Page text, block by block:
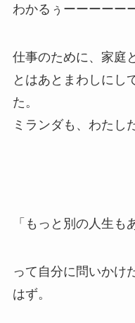
わかるぅーーーーー
仕事のために、家庭
とはあとまわしにし
た。
ミランダも、わたし
「もっと別の人生も
って自分に問いかけ
はず。